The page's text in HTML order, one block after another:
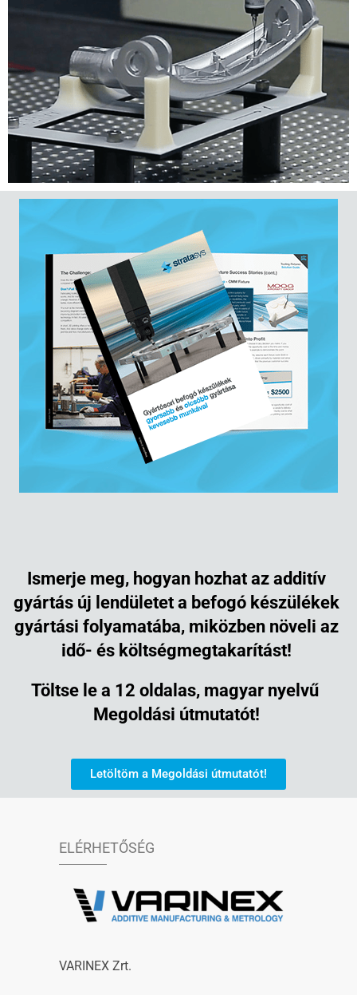
Ismerje meg, hogyan hozhat az additív
gyártás új lendületet a befogó készülékek
gyártási folyamatába, miközben növeli az
idő- és költségmegtakarítást!
Töltse le a 12 oldalas, magyar nyelvű
Megoldási útmutatót!
Letöltöm a Megoldási útmutatót!
ELÉRHETŐSÉG
VARINEX Zrt.